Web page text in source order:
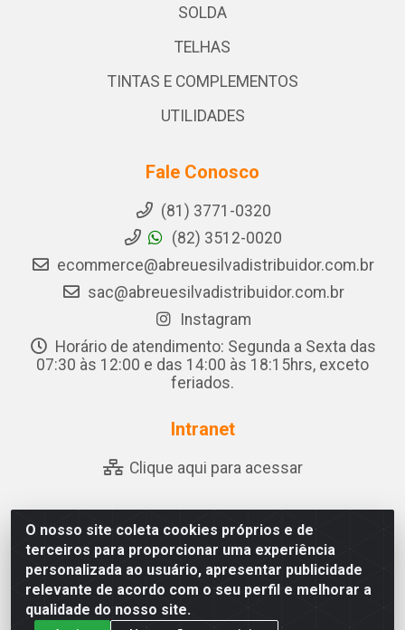
O nosso site coleta cookies próprios e de
terceiros para proporcionar uma experiência
personalizada ao usuário, apresentar publicidade
relevante de acordo com o seu perfil e melhorar a
qualidade do nosso site.
SOLDA
TELHAS
TINTAS E COMPLEMENTOS
UTILIDADES
Fale Conosco
(81) 3771-0320
(82) 3512-0020
ecommerce@abreuesilvadistribuidor.com.br
sac@abreuesilvadistribuidor.com.br
Instagram
Horário de atendimento: Segunda a Sexta das
07:30 às 12:00 e das 14:00 às 18:15hrs, exceto
feriados.
Intranet
Clique aqui para acessar
Abreu & Silva - Rua Padre Jose de Souza Leite, 265 - Ariado,
Olho D'Água das Flores/AL - CEP 57.442-000 - CNPJ
04.790.656/0001-06